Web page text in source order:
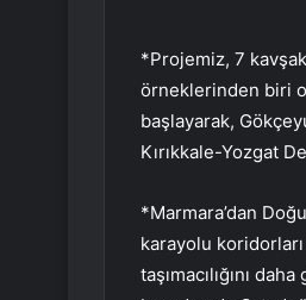
*Projemiz, 7
örneklerinden biri
başlayarak,
Kırıkkale-Yozgat
*Marmara’dan
karayolu
taşımacılığını